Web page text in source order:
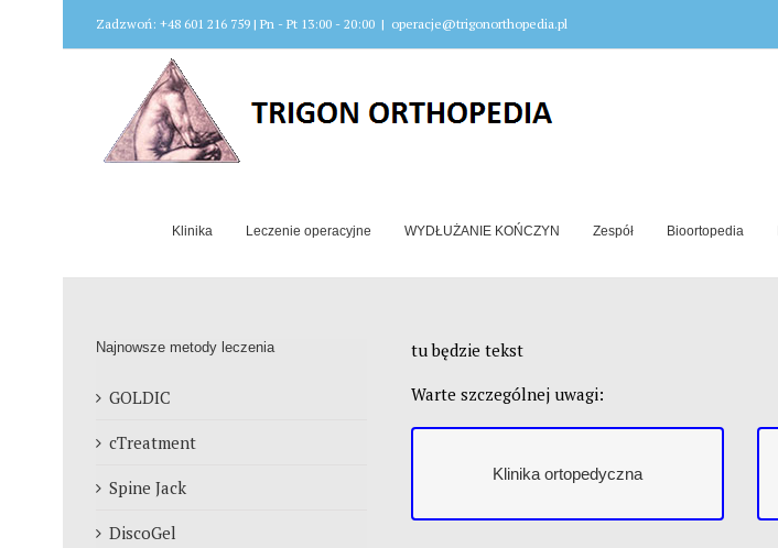
Zadzwoń: +48 601 216 759 | Pn - Pt 13:00 - 20:00 | operacje@trigonorthopedia.pl
Klinika Leczenie operacyjne WYDŁUŻANIE KOŃCZYN Zespół Bioortopedia
tu będzie tekst
Warte szczególnej uwagi:
Klinika ortopedyczna
Klinika ortopedyczna
Najnowsze metody leczenia
GOLDIC
cTreatment
Spine Jack
DiscoGel